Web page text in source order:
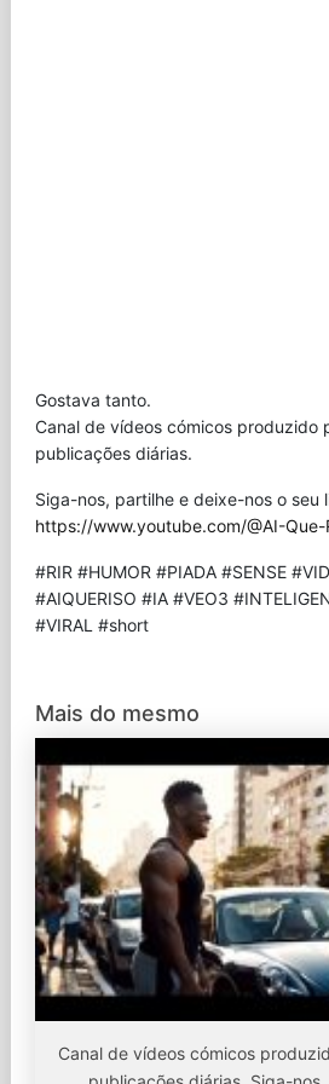
Gostava tanto.
Canal de vídeos cómicos produzido
publicações diárias.
Siga-nos, partilhe e deixe-nos o seu
https://www.youtube.com/@AI-Que-
#RIR #HUMOR #PIADA #SENSE
#AIQUERISO #IA #VEO3
#VIRAL #short
Mais do mesmo
Canal de vídeos cómicos